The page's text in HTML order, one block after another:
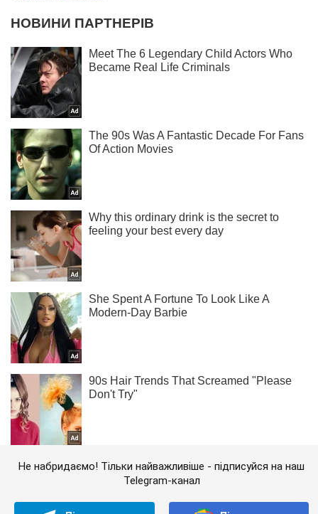
Не набридаємо! Тільки найважливіше - підписуйся на наш
Telegram-канал